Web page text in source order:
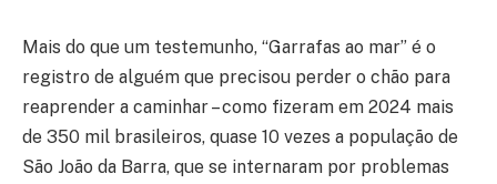
Mais do que um testemunho, “Garrafas ao mar” é o
registro de alguém que precisou perder o chão para
reaprender a caminhar – como fizeram em 2024 mais
de 350 mil brasileiros, quase 10 vezes a população de
São João da Barra, que se internaram por problemas